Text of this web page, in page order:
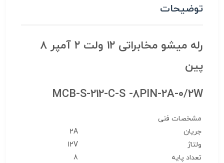
توضیحات
رله میشو مخابراتی ۱۲ ولت ۲ آمپر ۸
پین
MCB-S-212-C-S -8PIN-2A-0/2W
مشخصات فنی
جریان
2A
ولتاژ
12V
تعداد پایه
8